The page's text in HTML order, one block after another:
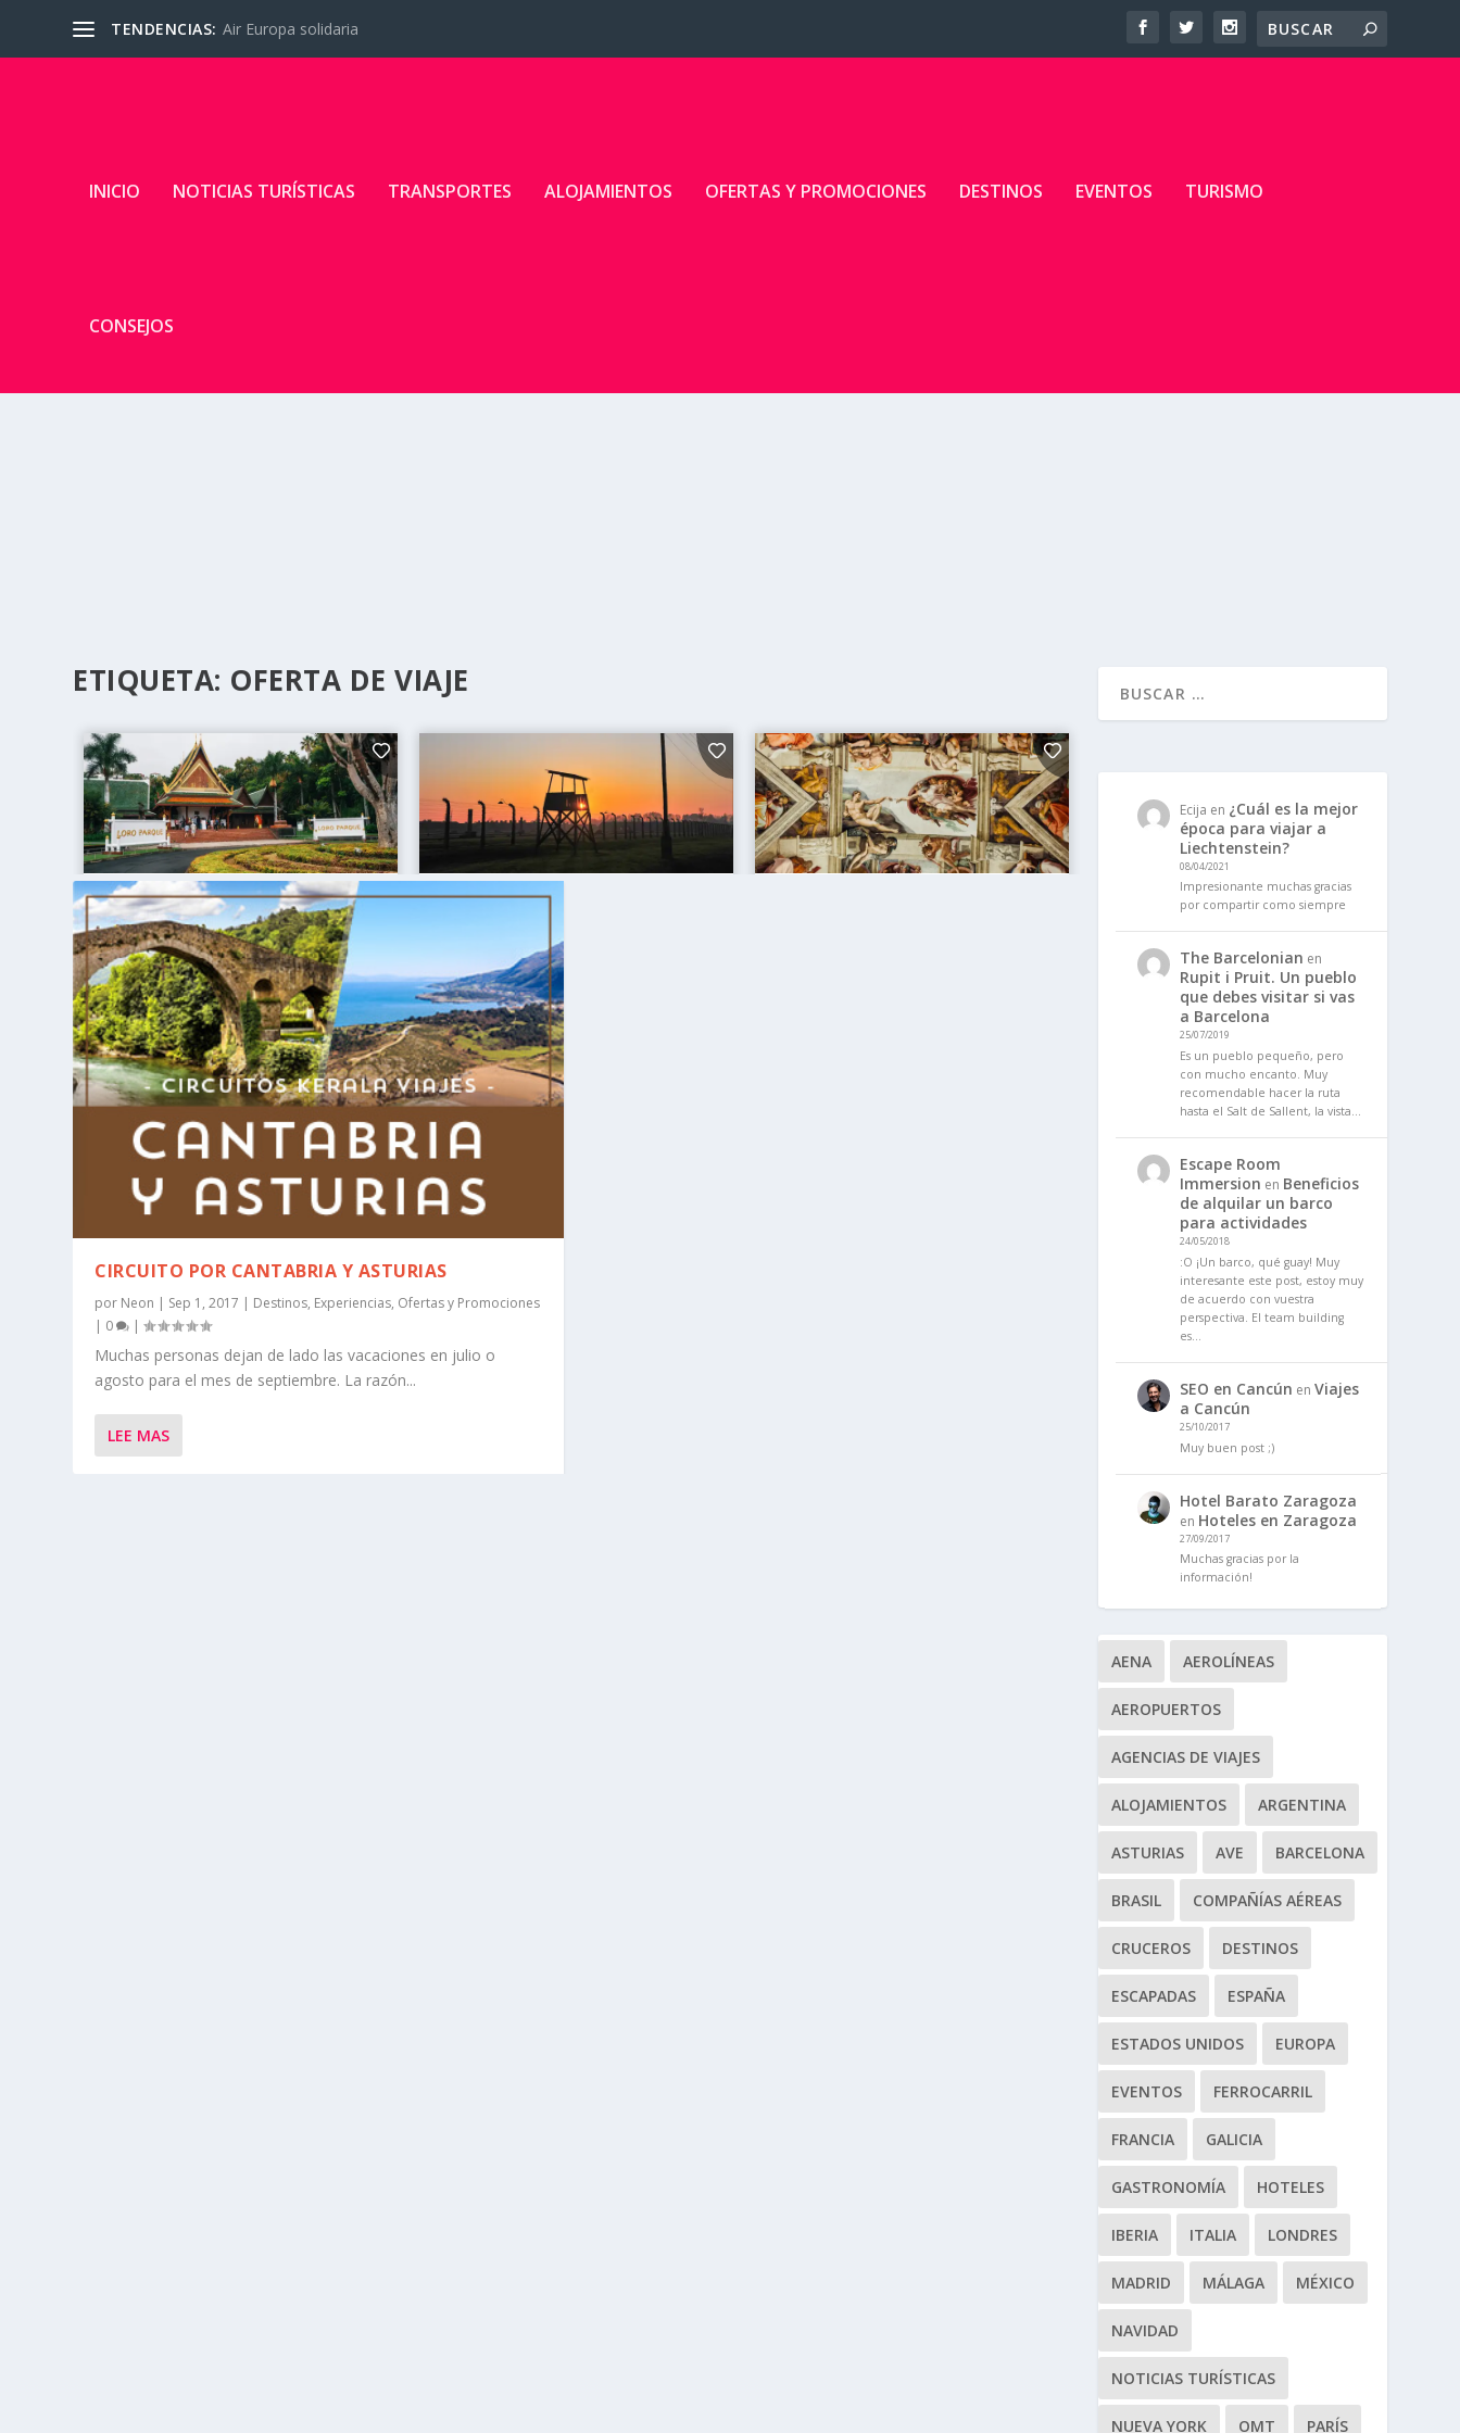
TENDENCIAS: Air Europa solidaria
INICIO NOTICIAS TURÍSTICAS TRANSPORTES ALOJAMIENTOS OFERTAS Y PROMOCIONES DESTINOS EVENTOS TURISMO
CONSEJOS
ETIQUETA: OFERTA DE VIAJE
CIRCUITO POR CANTABRIA Y ASTURIAS
por Neon | Sep 1, 2017 | Destinos, Experiencias, Ofertas y Promociones
| 0 |
Muchas personas dejan de lado las vacaciones en julio o
agosto para el mes de septiembre. La razón...
LEE MAS
Ecija en ¿Cuál es la mejor
época para viajar a
Liechtenstein?
08/04/2021
Impresionante muchas gracias
por compartir como siempre
The Barcelonian en
Rupit i Pruit. Un pueblo
que debes visitar si vas
a Barcelona
25/07/2019
Es un pueblo pequeño, pero
con mucho encanto. Muy
recomendable hacer la ruta
hasta el Salt de Sallent, la vista…
Escape Room
Immersion en Beneficios
de alquilar un barco
para actividades
24/05/2018
:O ¡Un barco, qué guay! Muy
interesante este post, estoy muy
de acuerdo con vuestra
perspectiva. El team building
es…
SEO en Cancún en Viajes
a Cancún
25/10/2017
Muy buen post ;)
Hotel Barato Zaragoza
en Hoteles en Zaragoza
27/09/2017
Muchas gracias por la
información!
AENA AEROLÍNEAS
AEROPUERTOS
AGENCIAS DE VIAJES
ALOJAMIENTOS ARGENTINA
ASTURIAS AVE BARCELONA
BRASIL COMPAÑÍAS AÉREAS
CRUCEROS DESTINOS
ESCAPADAS ESPAÑA
ESTADOS UNIDOS EUROPA
EVENTOS FERROCARRIL
FRANCIA GALICIA
GASTRONOMÍA HOTELES
IBERIA ITALIA LONDRES
MADRID MÁLAGA MÉXICO
NAVIDAD
NOTICIAS TURÍSTICAS
NUEVA YORK OMT PARÍS